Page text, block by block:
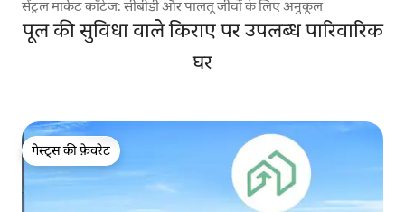
सेंट्रल मार्केट कॉटेज: सीबीडी और पालतू जीवों के लिए अनुकूल
पूल की सुविधा वाले किराए पर उपलब्ध पारिवारिक
घर
गेस्ट्स की फ़ेवरेट
गेस्ट्स की फ़ेवरेट